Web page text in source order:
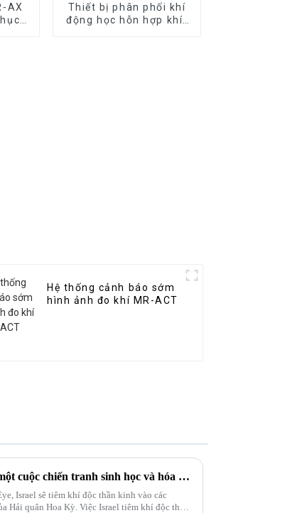
AX
Thiết bị phân phối khí
động học hỗn hợp khí-
Hệ thống cảnh báo sớm
hình ảnh đo khí MR-ACT
Palestine và Israel đang bắt đầu một cuộc chiến tranh sinh học và hóa học. Lực lượng Delta xuất hiện và tiêm khí độc vào các đường hầm ngầm ở Gaza!
Israel sẽ tiêm khí độc thần kinh vào các
Hải quân Hoa Kỳ. Việc Israel tiêm khí độc thần